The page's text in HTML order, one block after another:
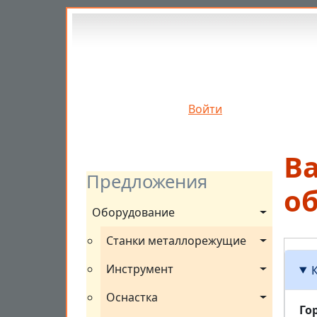
Перейти к основному содержанию
Войти
Предложения
Оборудование
Станки металлорежущие
Инструмент
Оснастка